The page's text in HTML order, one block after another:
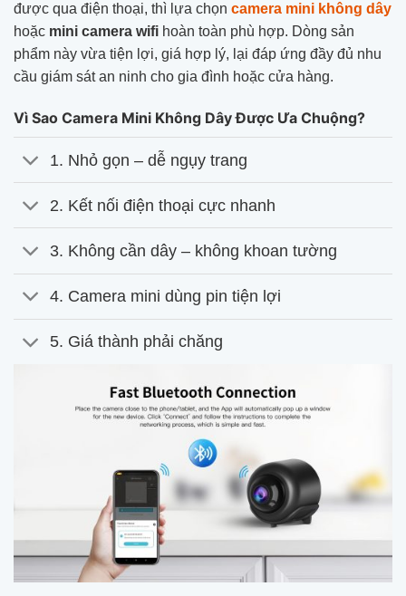
được qua điện thoại, thì lựa chọn camera mini không dây
hoặc mini camera wifi hoàn toàn phù hợp. Dòng sản
phẩm này vừa tiện lợi, giá hợp lý, lại đáp ứng đầy đủ nhu
cầu giám sát an ninh cho gia đình hoặc cửa hàng.
Vì Sao Camera Mini Không Dây Được Ưa Chuộng?
1. Nhỏ gọn – dễ ngụy trang
2. Kết nối điện thoại cực nhanh
3. Không cần dây – không khoan tường
4. Camera mini dùng pin tiện lợi
5. Giá thành phải chăng